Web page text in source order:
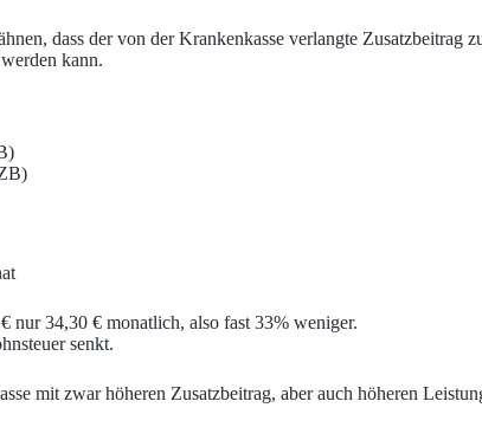
dass der von der Krankenkasse verlangte Zusatzbeitrag
kann.
nur 34,30 € monatlich, also fast 33% weniger.
senkt.
mit zwar höheren Zusatzbeitrag, aber auch höheren